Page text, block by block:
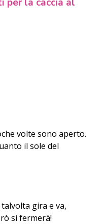
volte sono aperto.
il sole del
gira e va,
si fermerà!